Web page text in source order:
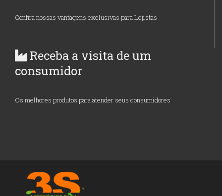
Confira nossas vantagens exclusivas para Lojistas
Receba a visita de um
consumidor
Os melhores produtos para atender seus consumidores